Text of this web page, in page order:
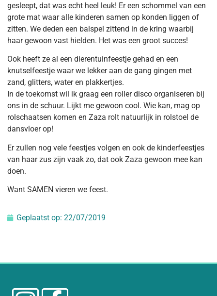
gesleept, dat was echt heel leuk! Er een schommel van een
grote mat waar alle kinderen samen op konden liggen of
zitten. We deden een balspel zittend in de kring waarbij
haar gewoon vast hielden. Het was een groot succes!
Ook heeft ze al een dierentuinfeestje gehad en een
knutselfeestje waar we lekker aan de gang gingen met
zand, glitters, water en plakkertjes.
In de toekomst wil ik graag een roller disco organiseren bij
ons in de schuur. Lijkt me gewoon cool. Wie kan, mag op
rolschaatsen komen en Zaza rolt natuurlijk in rolstoel de
dansvloer op!
Er zullen nog vele feestjes volgen en ook de kinderfeestjes
van haar zus zijn vaak zo, dat ook Zaza gewoon mee kan
doen.
Want SAMEN vieren we feest.
Geplaatst op: 22/07/2019